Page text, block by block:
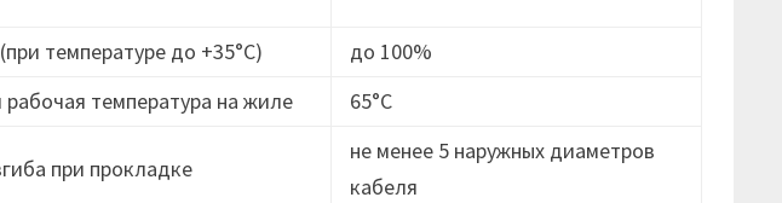
температуре до +35°С)
до 100%
температура на жиле
65°С
при прокладке
не менее 5 наружных диаметров
кабеля